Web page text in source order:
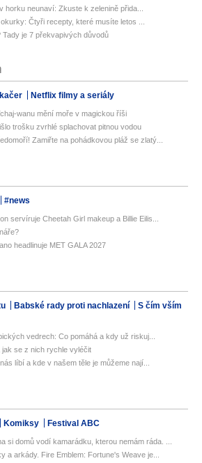
horku neunaví: Zkuste k zelenině přida...
Čtyři recepty, které musíte letos ...
je 7 překvapivých důvodů
Netflix filmy a seriály
wanu mění moře v magickou říši
trošku zvrhlé splachovat pitnou vodou
Zamiřte na pohádkovou pláž se zlatý...
#news
servíruje Cheetah Girl makeup a Billie Eilis...
headlinuje MET GALA 2027
Babské rady proti nachlazení
S čím vším
vedrech: Co pomáhá a kdy už riskuj...
jak se z nich rychle vyléčit
líbí a kde v našem těle je můžeme nají...
Komiksy Festival ABC
si domů vodí kamarádku, kterou nemám ráda. ...
a arkády. Fire Emblem: Fortune's Weave je...